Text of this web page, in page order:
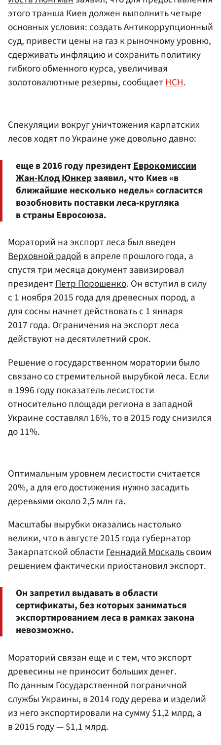
этого транша Киев должен выполнить четыре
основных условия: создать Антикоррупционный
суд, привести цены на газ к рыночному уровню,
сдерживать инфляцию и сохранить политику
гибкого обменного курса, увеличивая
золотовалютные резервы, сообщаетНСН.
Спекуляции вокруг уничтожения карпатских
лесов ходят по Украине уже довольно давно:
еще в 2016 году президентЕврокомиссии
Жан-Клод Юнкерзаявил, что Киев «в
ближайшие несколько недель» согласится
возобновить поставки леса-кругляка
в страны Евросоюза.
Мораторий на экспорт леса был введен
Верховной радойв апреле прошлого года, а
спустя три месяца документ завизировал
президентПетр Порошенко. Он вступил в силу
с 1 ноября 2015 года для древесных пород, а
для сосны начнет действовать с 1 января
2017 года. Ограничения на экспорт леса
действуют на десятилетний срок.
Решение о государственном моратории было
связано со стремительной вырубкой леса. Если
в 1996 году показатель лесистости
относительно площади региона в западной
Украине составлял 16%, то в 2015 году снизился
до 11%.
Оптимальным уровнем лесистости считается
20%, а для его достижения нужно засадить
деревьями около 2,5 млн га.
Масштабы вырубки оказались настолько
велики, что в августе 2015 года губернатор
Закарпатской областиГеннадий Москальсвоим
решением фактически приостановил экспорт.
Он запретил выдавать в области
сертификаты, без которых заниматься
экспортированием леса в рамках закона
невозможно.
Мораторий связан еще и с тем, что экспорт
древесины не приносит больших денег.
По данным Государственной пограничной
службы Украины, в 2014 году дерева и изделий
из него экспортировали на сумму $1,2 млрд, а
в 2015 году — $1,1 млрд.